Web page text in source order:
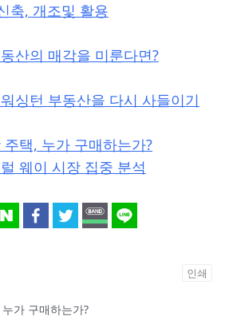
축, 개조및 활용
산의 매각을 미룬다면?
싱턴 부동산을 다시 사들이기
택, 누가 구매하는가?
럴 웨이 시장 집중 분석
인쇄
가 구매하는가?